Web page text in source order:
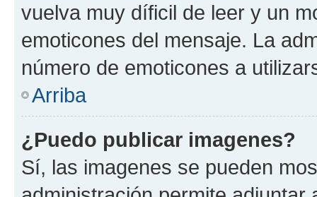
vuelva muy díficil de leer y un
emoticones del mensaje. La
número de emoticones a
Arriba
¿Puedo publicar imagenes?
Sí, las imagenes se pueden